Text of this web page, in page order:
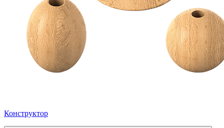
Конструктор